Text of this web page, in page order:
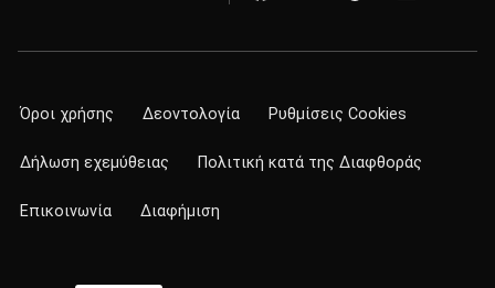
Όροι χρήσης Δεοντολογία Ρυθμίσεις Cookies
Δήλωση εχεμύθειας Πολιτική κατά της Διαφθοράς
Επικοινωνία Διαφήμιση